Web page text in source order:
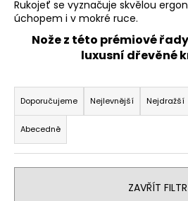
Rukojeť se vyznačuje skvělou
úchopem i v mokré ruce.
Nože z této prémiové
luxusní dřevěné
Ř
a
z
e
n
Doporučujeme Nejlevnější Nejdražší
Abecedně
ZAVŘÍT FILTR
a
j
?
HLEDAT